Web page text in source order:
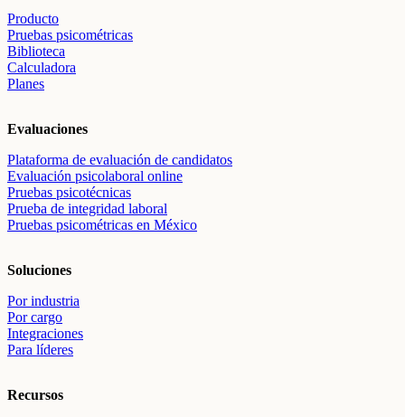
Producto
Pruebas psicométricas
Biblioteca
Calculadora
Planes
Evaluaciones
Plataforma de evaluación de candidatos
Evaluación psicolaboral online
Pruebas psicotécnicas
Prueba de integridad laboral
Pruebas psicométricas en México
Soluciones
Por industria
Por cargo
Integraciones
Para líderes
Recursos